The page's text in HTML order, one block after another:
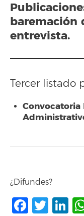
baremación
entrevista.
Tercer listado
¿Difundes?